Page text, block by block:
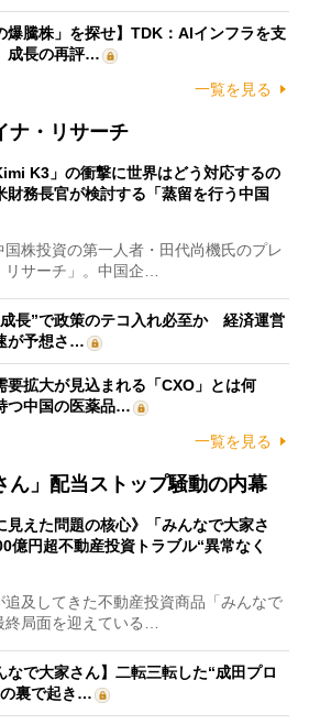
爆騰株」を探せ】TDK：AIインフラを支
成長の再評…
一覧を見る
ナ・リサーチ
K3」の衝撃に世界はどう対応するの
務長官が検討する「蒸留を行う中国
株投資の第一人者・田代尚機氏のプレ
リサーチ」。中国企…
長”で政策のテコ入れ必至か 経済運営
が予想さ…
要拡大が見込まれる「CXO」とは何
つ中国の医薬品…
一覧を見る
ん」配当ストップ騒動の内幕
見えた問題の核心》「みんなで大家さ
億円超不動産投資トラブル“異常なく
及してきた不動産投資商品「みんなで
終局面を迎えている…
なで大家さん】二転三転した“成田プロ
裏で起き…